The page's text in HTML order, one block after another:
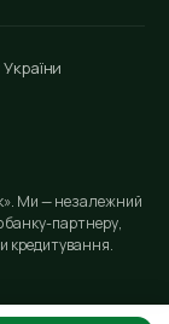
Ми — незалежний
банку-партнеру,
кредитування.